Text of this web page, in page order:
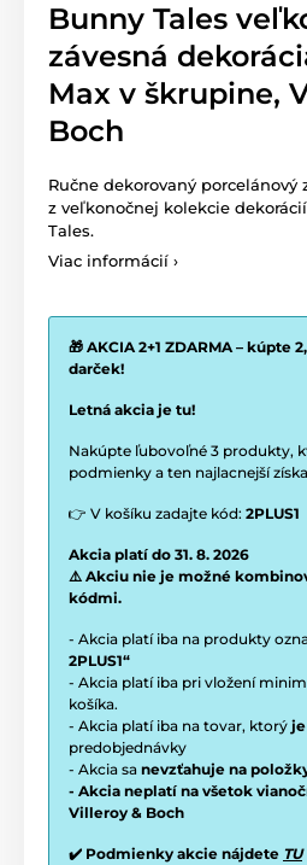
Bunny Tales
závesná
Max v škrupine,
Boch
Ručne dekorovaný porcelánový
z veľkonočnej kolekcie
Tales.
Viac informácií ›
🎁 AKCIA 2+1 ZDARMA – kúpte
darček!
Letná akcia je tu!
Nakúpte ľubovoľné 3 produkty,
podmienky a ten najlacnejší
👉 V košíku zadajte kód: 2PLUS1
Akcia platí do 31. 8. 2026
⚠️ Akciu nie je možné
kódmi.
- Akcia platí iba na produkty
2PLUS1“
- Akcia platí iba pri vložení
košíka.
- Akcia platí iba na tovar, ktorý
predobjednávky
- Akcia sa nevzťahuje na
- Akcia neplatí na všetok
Villeroy & Boch
✔️ Podmienky akcie nájdete TU